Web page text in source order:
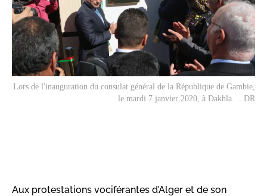
Lors de l'inauguration du consulat général de la République de Gambie,
le mardi 7 janvier 2020, à Dakhla. . DR
Aux protestations vociférantes d’Alger et de son